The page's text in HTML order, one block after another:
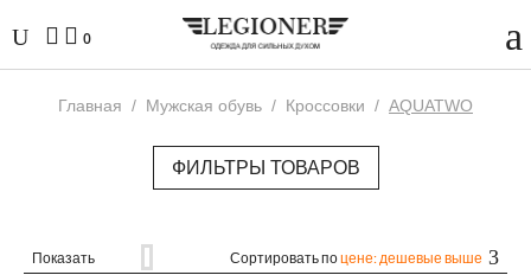
0
Главная / Мужская обувь / Кроссовки / AQUATWO
ФИЛЬТРЫ ТОВАРОВ
Показать Сортировать поцене: дешевые выше